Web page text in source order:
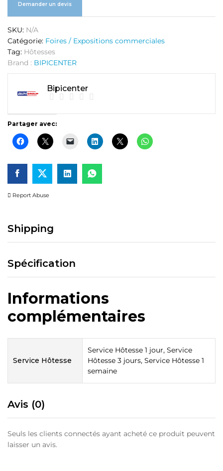
Demander un devis
SKU: N/A
Catégorie: Foires / Expositions commerciales
Tag: Hôtesses
Brand : BIPICENTER
Bipicenter
Partager avec:
Report Abuse
Shipping
Spécification
Informations
complémentaires
Service Hôtesse
Service Hôtesse 1 jour, Service
Hôtesse 3 jours, Service Hôtesse 1
semaine
Avis (0)
Seuls les clients connectés ayant acheté ce produit peuvent
laisser un avis.